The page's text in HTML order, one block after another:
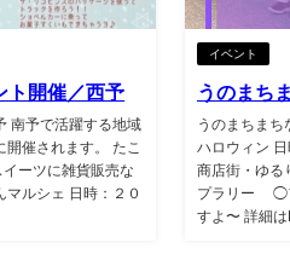
ト開催／西予
南予で活躍する地域
催されます。 たこ
ーツに雑貨販売な
マルシェ 日時：２０
イベント
うのまち
うのまちまち
ハロウィン
商店街・ゆる
プラリー ◯
すよ〜 詳細は